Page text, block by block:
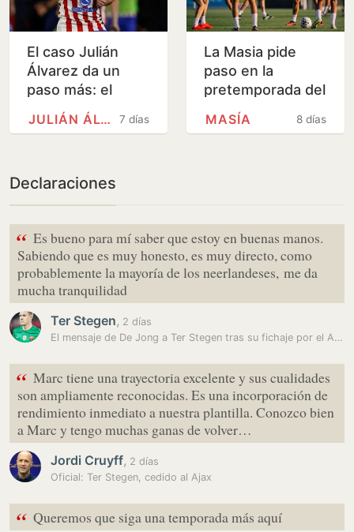
El caso Julián
Álvarez da un
paso más: el
Barça recibe la
denuncia del
7 días
JULIÁN ÁLVAREZ
La Masia pide
paso en la
pretemporada del
Barça
8 días
MASÍA
Declaraciones
“ Es bueno para mí saber que estoy en buenas manos.
Sabiendo que es muy honesto, es muy directo, como
probablemente la mayoría de los neerlandeses, me da
mucha tranquilidad
Ter Stegen, 2 días
El mensaje de De Jong a Ter Stegen tras su fichaje por el Ajax
“ Marc tiene una trayectoria excelente y sus cualidades
son ampliamente reconocidas. Es una incorporación de
rendimiento inmediato a nuestra plantilla. Conozco bien
a Marc y tengo muchas ganas de volver…
Jordi Cruyff, 2 días
Oficial: Ter Stegen, cedido al Ajax
“ Queremos que siga una temporada más aquí